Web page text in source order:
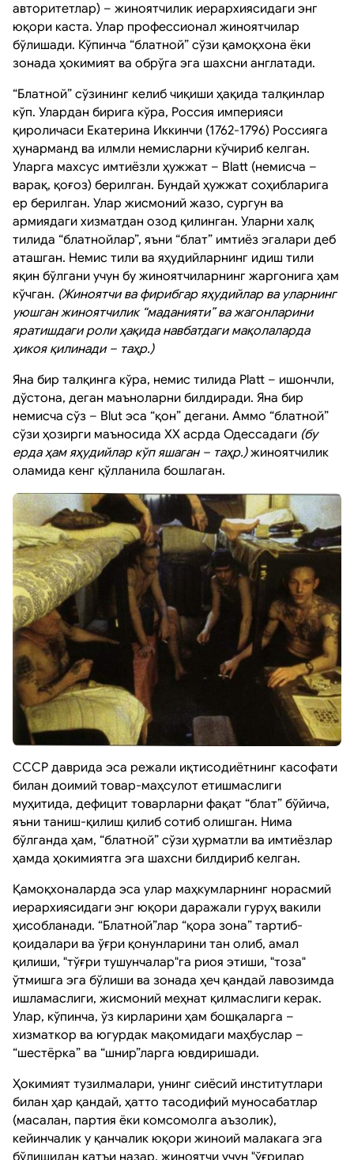
авторитетлар) – жиноятчилик иерархиясидаги энг
юқори каста. Улар профессионал жиноятчилар
бўлишади. Кўпинча “блатной” сўзи қамоқхона ёки
зонада ҳокимият ва обрўга эга шахсни англатади.
“Блатной” сўзининг келиб чиқиши ҳақида талқинлар
кўп. Улардан бирига кўра, Россия империяси
қироличаси Екатерина Иккинчи (1762-1796) Россияга
ҳунарманд ва илмли немисларни кўчириб келган.
Уларга махсус имтиёзли ҳужжат – Blatt (немисча –
варақ, қоғоз) берилган. Бундай ҳужжат соҳибларига
ер берилган. Улар жисмоний жазо, сургун ва
армиядаги хизматдан озод қилинган. Уларни халқ
тилида “блатнойлар”, яъни “блат” имтиёз эгалари деб
аташган. Немис тили ва яҳудийларнинг идиш тили
яқин бўлгани учун бу жиноятчиларнинг жаргонига ҳам
кўчган. (Жиноятчи ва фирибгар яҳудийлар ва уларнинг
уюшган жиноятчилик “маданияти” ва жагонларини
яратишдаги роли ҳақида навбатдаги мақолаларда
ҳикоя қилинади – таҳр.)
Яна бир талқинга кўра, немис тилида Platt – ишончли,
дўстона, деган маъноларни билдиради. Яна бир
немисча сўз – Blut эса “қон” дегани. Аммо “блатной”
сўзи ҳозирги маъносида XX асрда Одессадаги (бу
ерда ҳам яҳудийлар кўп яшаган – таҳр.)жиноятчилик
оламида кенг қўлланила бошлаган.
СССР даврида эса режали иқтисодиётнинг касофати
билан доимий товар-маҳсулот етишмаслиги
муҳитида, дефицит товарларни фақат “блат” бўйича,
яъни таниш-қилиш қилиб сотиб олишган. Нима
бўлганда ҳам, “блатной” сўзи ҳурматли ва имтиёзлар
ҳамда ҳокимиятга эга шахсни билдириб келган.
Қамоқхоналарда эса улар маҳкумларнинг норасмий
иерархиясидаги энг юқори даражали гуруҳ вакили
ҳисобланади. “Блатной”лар “қора зона” тартиб-
қоидалари ва ўғри қонунларини тан олиб, амал
қилиши, "тўғри тушунчалар"га риоя этиши, "тоза"
ўтмишга эга бўлиши ва зонада ҳеч қандай лавозимда
ишламаслиги, жисмоний меҳнат қилмаслиги керак.
Улар, кўпинча, ўз кирларини ҳам бошқаларга –
хизматкор ва югурдак мақомидаги маҳбуслар –
“шестёрка” ва “шнир”ларга ювдиришади.
Ҳокимият тузилмалари, унинг сиёсий институтлари
билан ҳар қандай, ҳатто тасодифий муносабатлар
(масалан, партия ёки комсомолга аъзолик),
кейинчалик у қанчалик юқори жиноий малакага эга